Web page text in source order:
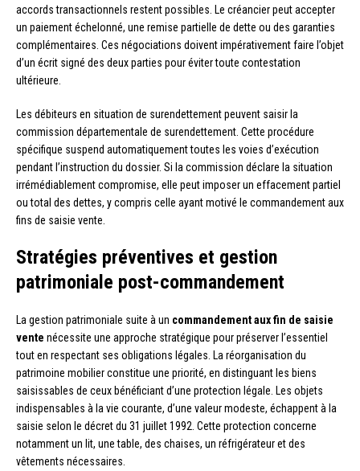
accords transactionnels restent possibles. Le créancier peut accepter
un paiement échelonné, une remise partielle de dette ou des garanties
complémentaires. Ces négociations doivent impérativement faire l’objet
d’un écrit signé des deux parties pour éviter toute contestation
ultérieure.
Les débiteurs en situation de surendettement peuvent saisir la
commission départementale de surendettement. Cette procédure
spécifique suspend automatiquement toutes les voies d’exécution
pendant l’instruction du dossier. Si la commission déclare la situation
irrémédiablement compromise, elle peut imposer un effacement partiel
ou total des dettes, y compris celle ayant motivé le commandement aux
fins de saisie vente.
Stratégies préventives et gestion
patrimoniale post-commandement
La gestion patrimoniale suite à un commandement aux fin de saisie
vente nécessite une approche stratégique pour préserver l’essentiel
tout en respectant ses obligations légales. La réorganisation du
patrimoine mobilier constitue une priorité, en distinguant les biens
saisissables de ceux bénéficiant d’une protection légale. Les objets
indispensables à la vie courante, d’une valeur modeste, échappent à la
saisie selon le décret du 31 juillet 1992. Cette protection concerne
notamment un lit, une table, des chaises, un réfrigérateur et des
vêtements nécessaires.